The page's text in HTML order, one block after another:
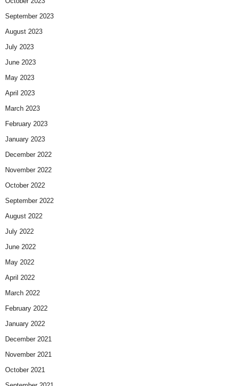
September 2023
August 2023
July 2023
June 2023
May 2023
April 2023
March 2023
February 2023
January 2023
December 2022
November 2022
October 2022
September 2022
August 2022
July 2022
June 2022
May 2022
April 2022
March 2022
February 2022
January 2022
December 2021
November 2021
October 2021